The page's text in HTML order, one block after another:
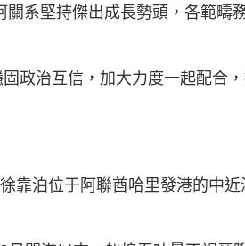
系堅持傑出成長勢頭，各範
政治互信，加大力度一起配合
靠泊位于阿聯酋哈里發港的中